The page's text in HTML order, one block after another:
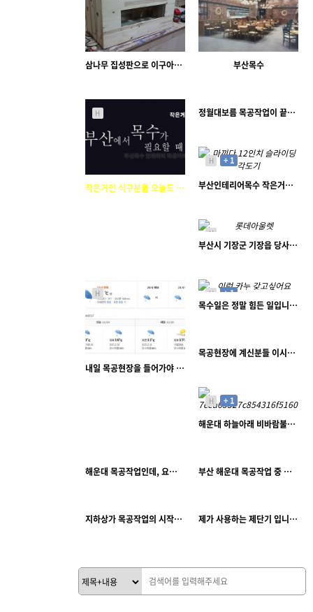
작은거인
삼나무 집성판으로 이구아나 집을 만들어 봅니다 부산목수
H
작은거인 식구분들 오늘도 보람찬 하루되세요.
H
부산목수
정월대보름 목공작업이 끝난 오후 아들과 부산 해운대 달집돕태우고 소원도 빌고
H
+ 1
작은거인
부산인테리어목수 작은거인 식구들이 즐겨쓰는 마끼다 12인치 슬라이딩 각도기
H 1641811-29
작은거인
부산시 기장군 기장읍 당사리 롯데아울렛 인테리어 목공사
H
내일 목공현장을 들어가야 하는데 계속 비가오네요. 비때문에 작업실에서 공구를 못실고 있습니다
H + 1
16192 11-17
아크메즈
목수일은 정말 힘든 일입니다. 일주일 일하고 휴일날 이것 가지고 놀면 피로 확 물릴듯 합니다.
H
뽀티
목공현장에 계신분들 이시간쯤 되면 달달한 이것. 땡기지 않나요?
H
+ 1
동네목수
해운대 하늘아래 비바람불고 날이 흐려도-부산목수생각
H
칸타골드
해운대 목공작업인데, 요것은 빠트렸네요. 이사진 빠트리면 목수팀원들이 서운할듯해서 H
칸타골드
부산 해운대 목공작업 중 한컷 살짝 역시 부산목수 실력 좋아요
H
동네목수
지하상가 목공작업의 시작은 가설칸막이 작업부터 H + 1
칸타골드
제가 사용하는 제단기 입니다.